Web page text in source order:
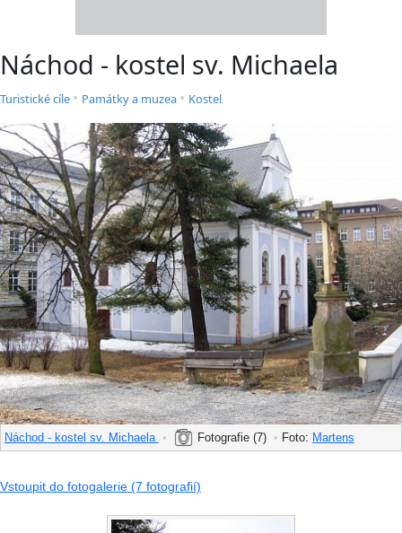
Náchod - kostel sv. Michaela
Turistické cíle • Památky a muzea • Kostel
Náchod - kostel sv. Michaela • Fotografie (7) • Foto: Martens
Vstoupit do fotogalerie (7 fotografií)